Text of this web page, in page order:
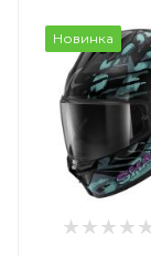
Новинка